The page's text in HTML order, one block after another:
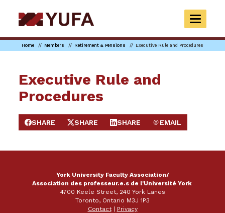
to
main
TOGGLE
Home Members Retirement & Pensions Executive Rule and Procedures
Executive Rule and
Procedures
SHARE ON FACEBOOK
SHARE
SHARE ON X
SHARE
SHARE ON LINKEDIN
SHARE
SEND EMAIL
EMAIL
York University Faculty Association/
Association des professeur.e.s de l'Université York
4700 Keele Street, 240 York Lanes
Toronto, Ontario M3J 1P3
Contact|
Privacy